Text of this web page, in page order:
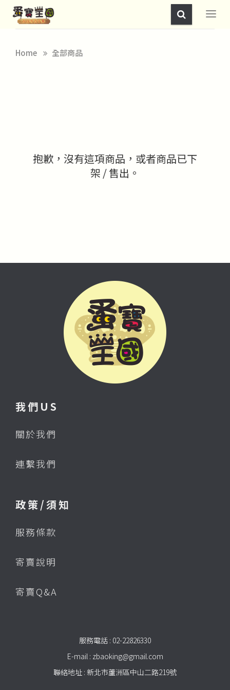
Home 全部商品
抱歉，沒有這項商品，或者商品已下
架 / 售出。
我們US
關於我們
連繫我們
政策/須知
服務條款
寄賣說明
寄賣Q&A
服務電話 : 02-22826330
E-mail : zbaoking@gmail.com
聯絡地址 : 新北市蘆洲區中山二路219號